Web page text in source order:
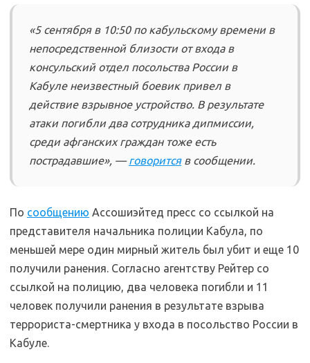
«5 сентября в 10:50 по кабульскому времени в
непосредственной близости от входа в
консульский отдел посольства России в
Кабуле неизвестный боевик привел в
действие взрывное устройство. В результате
атаки погибли два сотрудника дипмиссии,
среди афганских граждан тоже есть
пострадавшие», — говоритсяв сообщении.
По сообщению Ассошиэйтед пресс со ссылкой на
представителя начальника полиции Кабула, по
меньшей мере один мирный житель был убит и еще 10
получили ранения. Согласно агентству Рейтер со
ссылкой на полицию, два человека погибли и 11
человек получили ранения в результате взрыва
террориста-смертника у входа в посольство России в
Кабуле.